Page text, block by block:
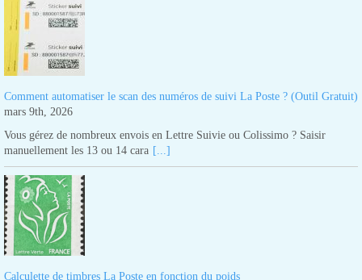
Comment automatiser le scan des numéros de suivi La Poste ? (Outil Gratuit)
mars 9th, 2026
Vous gérez de nombreux envois en Lettre Suivie ou Colissimo ? Saisir
manuellement les 13 ou 14 cara [...]
Calculette de timbres La Poste en fonction du poids